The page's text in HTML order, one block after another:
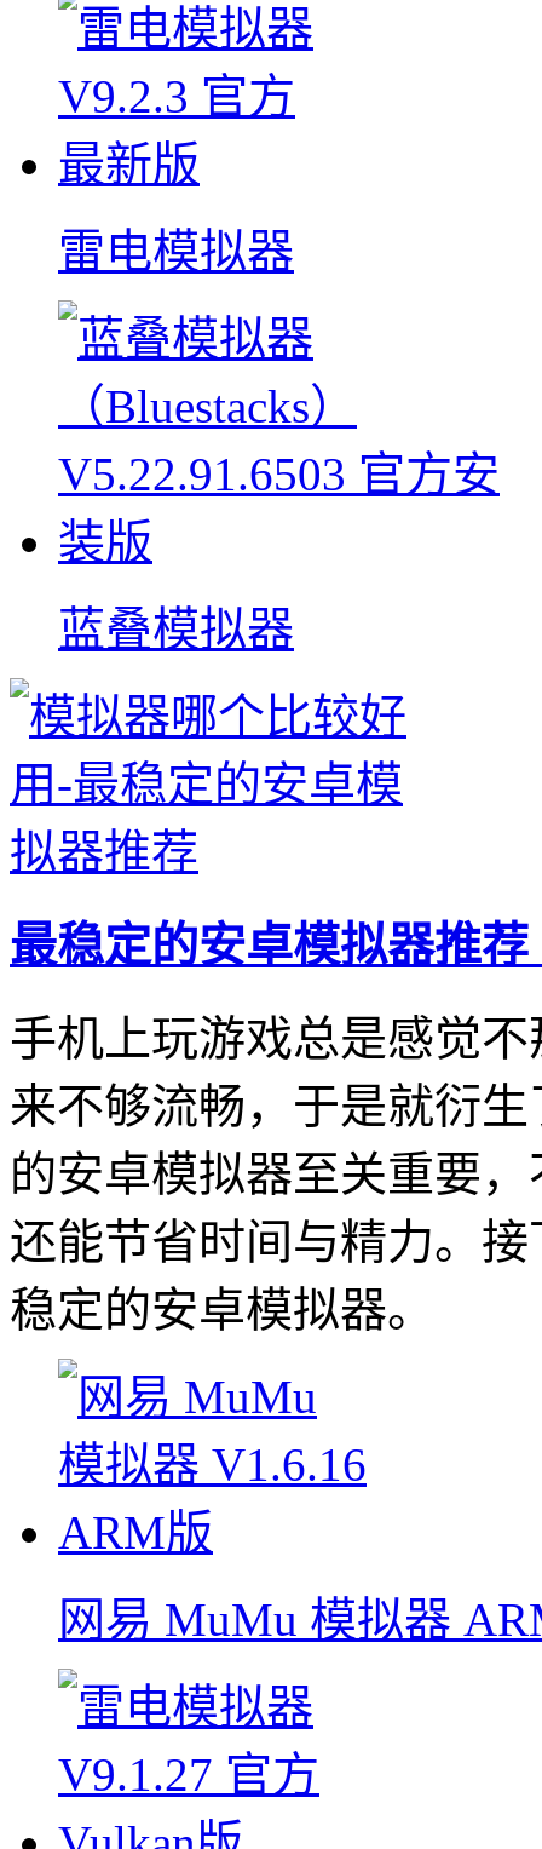
雷电模拟器
蓝叠模拟器
最稳定的安卓模拟器推荐
手机上玩游戏总是感觉
来不够流畅，于是就衍
的安卓模拟器至关重要
还能节省时间与精力。
稳定的安卓模拟器。
网易 MuMu 模拟器